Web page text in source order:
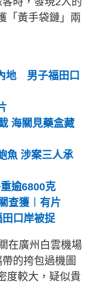
「黃手袋鏈」兩
地 男子福田口
海關見藥盒藏
魚 涉案三人承
逾6800克
查獲︱有片
口岸被捉
在廣州白雲機場
的挎包過機圖
度較大，疑似貴